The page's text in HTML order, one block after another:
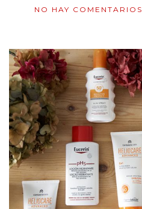
NO HAY COMENTARIOS